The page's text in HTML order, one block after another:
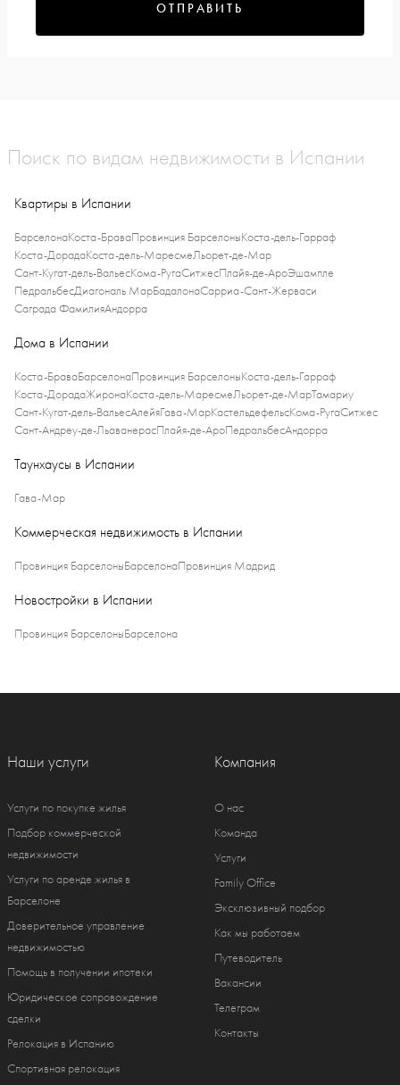
ОТПРАВИТЬ
Поиск по видам недвижимости в Испании
Квартиры в Испании
БарселонаКоста-БраваПровинция БарселоныКоста-дель-Гарраф
Коста-ДорадаКоста-дель-МаресмеЛьорет-де-Мар
Сант-Кугат-дель-ВальесКома-РугаСитжесПлайя-де-АроЭшампле
ПедральбесДиагональ МарБадалонаСарриа-Сант-Жерваси
Саграда ФамилияАндорра
Дома в Испании
Коста-БраваБарселонаПровинция БарселоныКоста-дель-Гарраф
Коста-ДорадаЖиронаКоста-дель-МаресмеЛьорет-де-МарТамариу
Сант-Кугат-дель-ВальесАлейяГава-МарКастельдефельсКома-РугаСитжес
Сант-Андреу-де-ЛьаванерасПлайя-де-АроПедральбесАндорра
Таунхаусы в Испании
Гава-Мар
Коммерческая недвижимость в Испании
Провинция БарселоныБарселонаПровинция Мадрид
Новостройки в Испании
Провинция БарселоныБарселона
Наши услуги
Услуги по покупке жилья
Подбор коммерческой
недвижимости
Услуги по аренде жилья в
Барселоне
Доверительное управление
недвижимостью
Помощь в получении ипотеки
Юридическое сопровождение
сделки
Релокация в Испанию
Спортивная релокация
Компания
О нас
Команда
Услуги
Family Office
Эксклюзивный подбор
Как мы работаем
Путеводитель
Вакансии
Телеграм
Контакты